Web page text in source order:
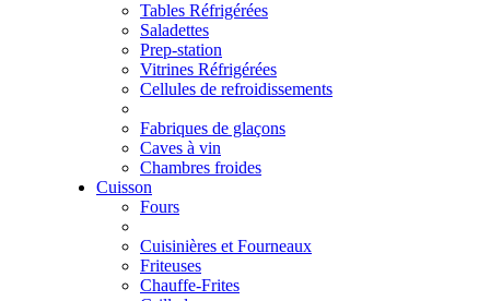
Tables Réfrigérées
Saladettes
Prep-station
Vitrines Réfrigérées
Cellules de refroidissements
Fabriques de glaçons
Caves à vin
Chambres froides
Cuisson
Fours
Cuisinières et Fourneaux
Friteuses
Chauffe-Frites